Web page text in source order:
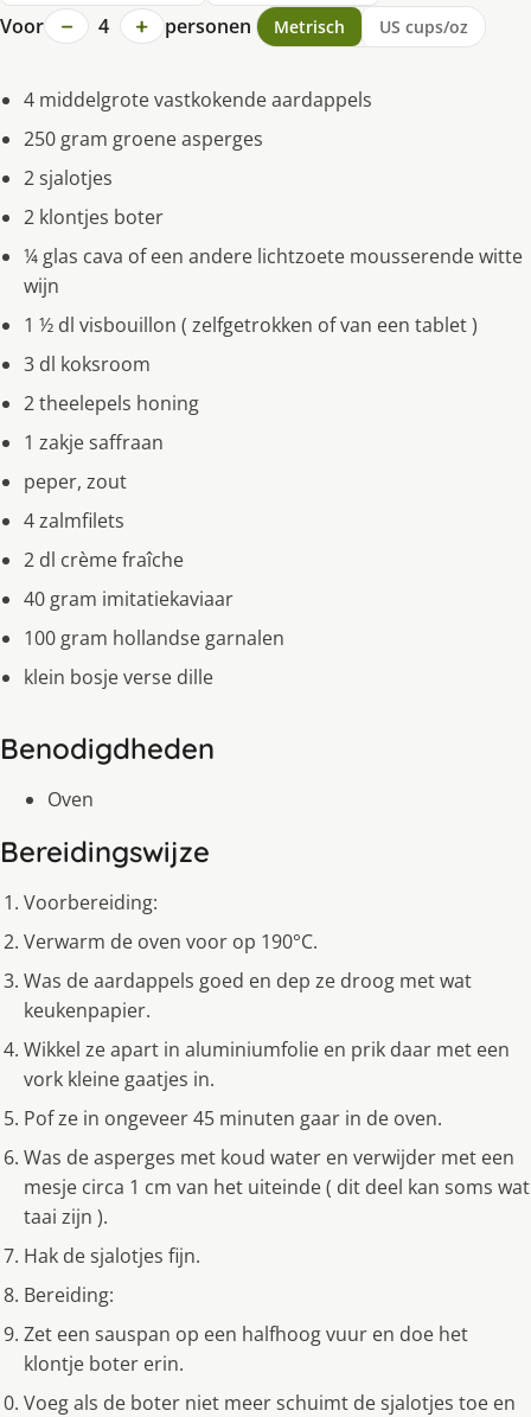
Voor − 4 + personen Metrisch US cups/oz
4 middelgrote vastkokende aardappels
250 gram groene asperges
2 sjalotjes
2 klontjes boter
¼ glas cava of een andere lichtzoete mousserende witte
wijn
1 ½ dl visbouillon ( zelfgetrokken of van een tablet )
3 dl koksroom
2 theelepels honing
1 zakje saffraan
peper, zout
4 zalmfilets
2 dl crème fraîche
40 gram imitatiekaviaar
100 gram hollandse garnalen
klein bosje verse dille
Benodigdheden
Oven
Bereidingswijze
Voorbereiding:
Verwarm de oven voor op 190°C.
Was de aardappels goed en dep ze droog met wat
keukenpapier.
Wikkel ze apart in aluminiumfolie en prik daar met een
vork kleine gaatjes in.
Pof ze in ongeveer 45 minuten gaar in de oven.
Was de asperges met koud water en verwijder met een
mesje circa 1 cm van het uiteinde ( dit deel kan soms wat
taai zijn ).
Hak de sjalotjes fijn.
Bereiding:
Zet een sauspan op een halfhoog vuur en doe het
klontje boter erin.
Voeg als de boter niet meer schuimt de sjalotjes toe en